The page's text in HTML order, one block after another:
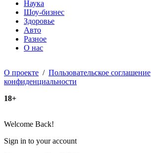
Наука
Шоу-бизнес
Здоровье
Авто
Разное
О нас
О проекте / Пользовательское соглашение
конфиденциальности
18+
Welcome Back!
Sign in to your account